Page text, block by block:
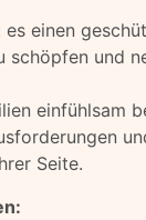
einen
schöpfen und
einfühlsam
Seite.